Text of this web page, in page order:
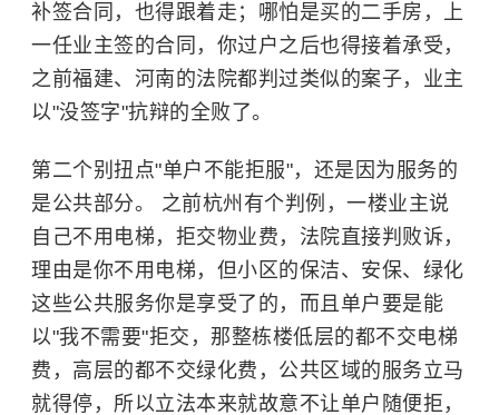
补签合同，也得跟着走；哪怕是买的二手房，上
一任业主签的合同，你过户之后也得接着承受，
之前福建、河南的法院都判过类似的案子，业主
以"没签字"抗辩的全败了。
第二个别扭点"单户不能拒服"，还是因为服务的
是公共部分。 之前杭州有个判例，一楼业主说
自己不用电梯，拒交物业费，法院直接判败诉，
理由是你不用电梯，但小区的保洁、安保、绿化
这些公共服务你是享受了的，而且单户要是能
以"我不需要"拒交，那整栋楼低层的都不交电梯
费，高层的都不交绿化费，公共区域的服务立马
就得停，所以立法本来就故意不让单户随便拒，